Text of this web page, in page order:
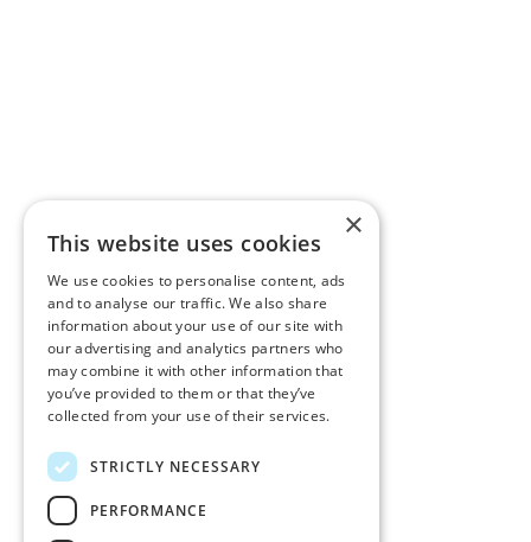
×
This website uses cookies
We use cookies to personalise content, ads
and to analyse our traffic. We also share
information about your use of our site with
our advertising and analytics partners who
may combine it with other information that
you’ve provided to them or that they’ve
collected from your use of their services.
STRICTLY NECESSARY
PERFORMANCE